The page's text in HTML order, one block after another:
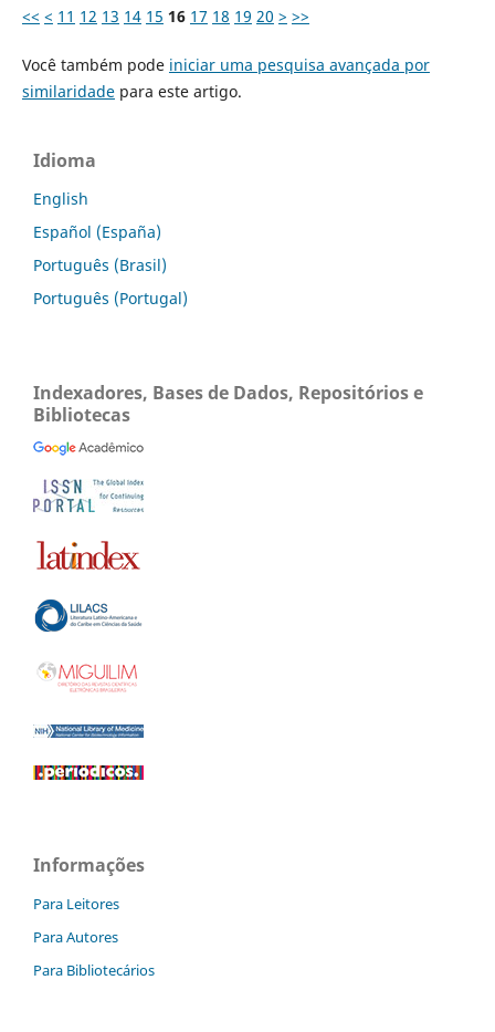
<< < 11 12 13 14 15 16 17 18 19 20 > >>
Você também pode iniciar uma pesquisa avançada por
similaridadepara este artigo.
Idioma
English
Español (España)
Português (Brasil)
Português (Portugal)
Indexadores, Bases de Dados, Repositórios e
Bibliotecas
Informações
Para Leitores
Para Autores
Para Bibliotecários